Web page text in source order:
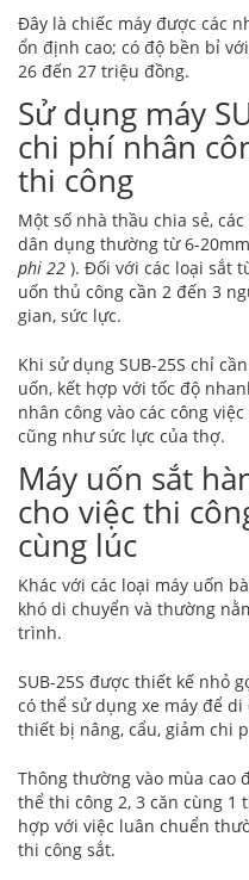
Đây là chiếc máy được các
ổn định cao; có độ bền bỉ
26 đến 27 triệu đồng.
Sử dụng máy
chi phí nhân
thi công
Một số nhà thầu chia sẻ,
dân dụng thường từ 6-
phi 22 ). Đối với các loại sắt
uốn thủ công cần 2 đến 3
gian, sức lực.
Khi sử dụng SUB-25S chỉ
uốn, kết hợp với tốc độ
nhân công vào các công
cũng như sức lực của thợ.
Máy uốn sắt
cho việc thi
cùng lúc
Khác với các loại máy uốn
khó di chuyển và thường
trình.
SUB-25S được thiết kế nhỏ
có thể sử dụng xe máy để
thiết bị nâng, cẩu, giảm chi
Thông thường vào mùa cao
thể thi công 2, 3 căn cùng 1
hợp với việc luân chuển
thi công sắt.